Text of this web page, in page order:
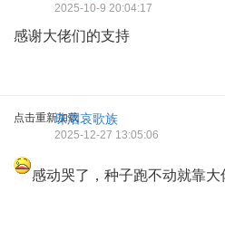
2025-10-9 20:04:17
感谢大佬们的支持
点击重新加载珠泪哀歌族
2025-12-27 13:05:06
感动哭了，种子跑不动就靠大